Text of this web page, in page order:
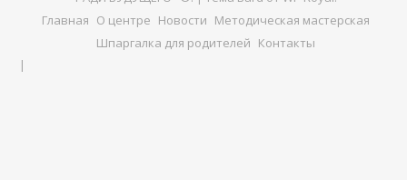
Главная О центре Новости Методическая мастерская
Шпаргалка для родителей Контакты